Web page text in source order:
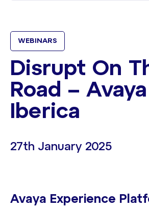
WEBINARS
Disrupt On
Road –
Iberica
27th January 2025
Avaya Experience